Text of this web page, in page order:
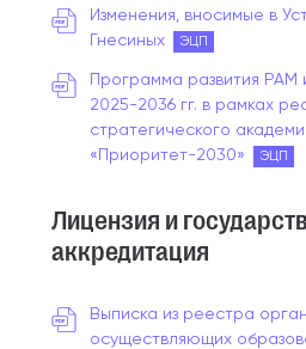
Изменения, вносимые в
Гнесиных
ЭЦП
Программа развития РАМ
2025-2036 гг. в рамках
стратегического
«Приоритет-2030»
ЭЦП
Лицензия и
аккредитация
Выписка из реестра
осуществляющих